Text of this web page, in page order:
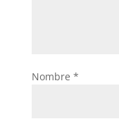
Nombre *